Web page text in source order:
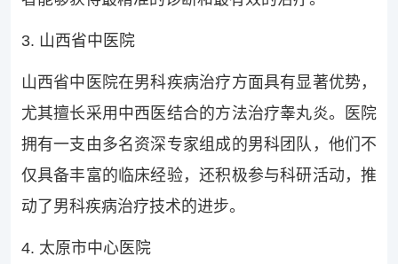
3. 山西省中医院
山西省中医院在男科疾病治疗方面具有显著优势，
尤其擅长采用中西医结合的方法治疗睾丸炎。医院
拥有一支由多名资深专家组成的男科团队，他们不
仅具备丰富的临床经验，还积极参与科研活动，推
动了男科疾病治疗技术的进步。
4. 太原市中心医院